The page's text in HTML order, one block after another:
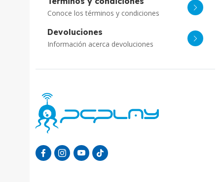
Conoce los términos y condiciones
Devoluciones
Información acerca devoluciones